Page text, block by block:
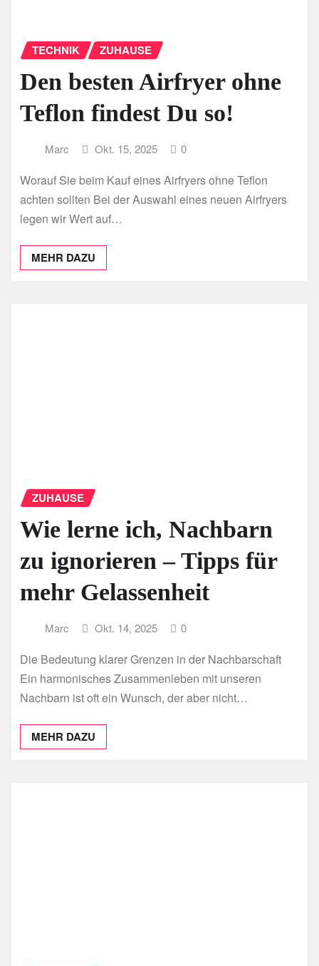
TECHNIK ZUHAUSE
Den besten Airfryer ohne
Teflon findest Du so!
Marc Okt. 15, 2025 0
Worauf Sie beim Kauf eines Airfryers ohne Teflon
achten sollten Bei der Auswahl eines neuen Airfryers
legen wir Wert auf…
MEHR DAZU
ZUHAUSE
Wie lerne ich, Nachbarn
zu ignorieren – Tipps für
mehr Gelassenheit
Marc Okt. 14, 2025 0
Die Bedeutung klarer Grenzen in der Nachbarschaft
Ein harmonisches Zusammenleben mit unseren
Nachbarn ist oft ein Wunsch, der aber nicht…
MEHR DAZU